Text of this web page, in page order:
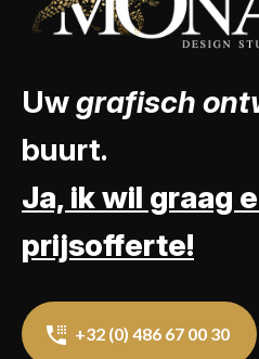
Uwgrafisch
buurt.
Ja, ik wil graag
prijsofferte!
+32 (0) 486 67 00 30